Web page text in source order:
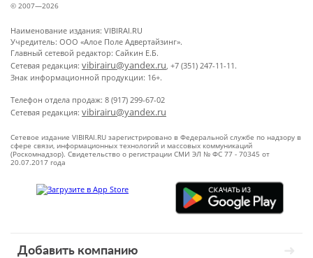
© 2007—2026
Наименование издания: VIBIRAI.RU
Учредитель: ООО «Алое Поле Адвертайзинг».
Главный сетевой редактор: Сайкин Е.Б.
Сетевая редакция: vibirairu@yandex.ru, +7 (351) 247-11-11.
Знак информационной продукции: 16+.
Телефон отдела продаж: 8 (917) 299-67-02
Сетевая редакция: vibirairu@yandex.ru
Сетевое издание VIBIRAI.RU зарегистрировано в Федеральной службе по надзору в
сфере связи, информационных технологий и массовых коммуникаций
(Роскомнадзор). Свидетельство о регистрации СМИ ЭЛ № ФС 77 - 70345 от
20.07.2017 года
Добавить компанию